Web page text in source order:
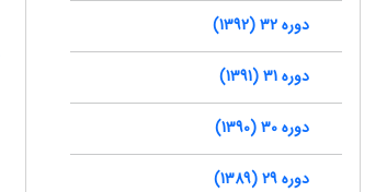
دوره 32 (1392)
دوره 31 (1391)
دوره 30 (1390)
دوره 29 (1389)